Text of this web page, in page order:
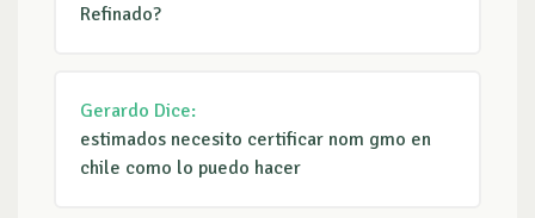
Refinado?
Gerardo Dice:
estimados necesito certificar nom gmo en
chile como lo puedo hacer